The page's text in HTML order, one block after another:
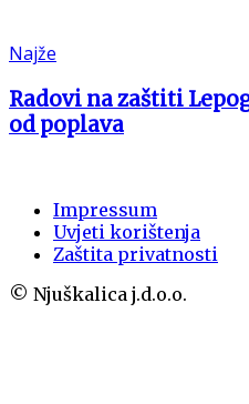
Najže
Radovi na zaštiti
od poplava
Impressum
Uvjeti korištenja
Zaštita privatnosti
© Njuškalica j.d.o.o.